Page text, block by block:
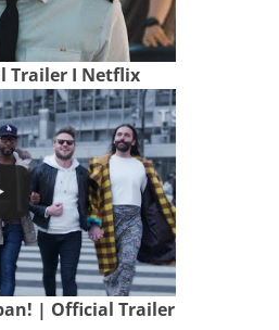
Trailer I Netflix
| Official Trailer